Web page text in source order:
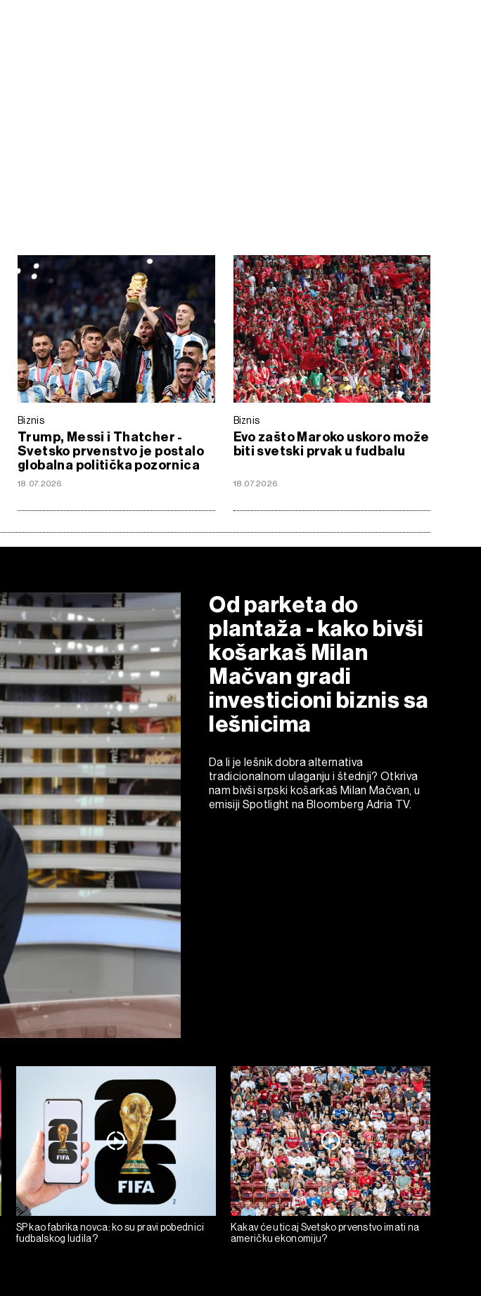
Biznis
Trump, Messi i Thatcher -
Svetsko prvenstvo je postalo
globalna politička pozornica
18.07.2026
Biznis
Evo zašto Maroko uskoro može
biti svetski prvak u fudbalu
18.07.2026
Od parketa do
plantaža - kako bivši
košarkaš Milan
Mačvan gradi
investicioni biznis sa
lešnicima
Da li je lešnik dobra alternativa
tradicionalnom ulaganju i štednji? Otkriva
nam bivši srpski košarkaš Milan Mačvan, u
emisiji Spotlight na Bloomberg Adria TV.
SP kao fabrika novca: ko su pravi pobednici
fudbalskog ludila?
Kakav će uticaj Svetsko prvenstvo imati na
američku ekonomiju?